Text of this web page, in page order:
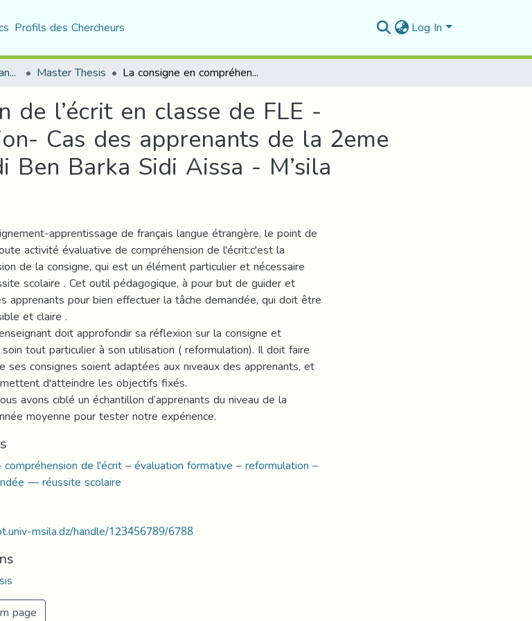
Profils des Chercheurs Log In
Department of French Language and Literature Master Thesis La consigne en compréhension de l’écrit en classe de FLE -Compréhension et reformulation- Cas des apprenants de la 2eme année moyenne CEM El Mahdi Ben Barka Sidi Aissa - M’sila
de l’écrit en classe de FLE -
Cas des apprenants de la 2eme
Ben Barka Sidi Aissa - M’sila
apprentissage de français langue étrangère, le point de
activité évaluative de compréhension de l'écrit:c'est la
de la consigne, qui est un élément particulier et nécessaire
scolaire . Cet outil pédagogique, à pour but de guider et
apprenants pour bien effectuer la tâche demandée, qui doit être
et claire .
doit approfondir sa réflexion sur la consigne et
tout particulier à son utilisation ( reformulation). Il doit faire
ses consignes soient adaptées aux niveaux des apprenants, et
d'atteindre les objectifs fixés.
avons ciblé un échantillon d’apprenants du niveau de la
moyenne pour tester notre expérience.
compréhension de l'écrit – évaluation formative – reformulation –
–– réussite scolaire
msila.dz/handle/123456789/6788
page